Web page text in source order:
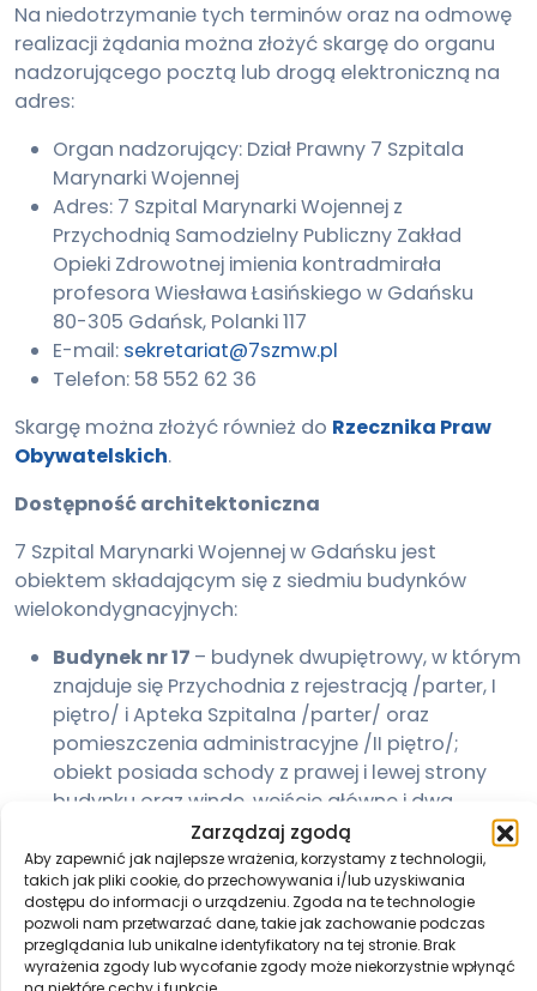
Zarządzaj zgodą
Aby zapewnić jak najlepsze wrażenia, korzystamy z technologii,
takich jak pliki cookie, do przechowywania i/lub uzyskiwania
dostępu do informacji o urządzeniu. Zgoda na te technologie
pozwoli nam przetwarzać dane, takie jak zachowanie podczas
przeglądania lub unikalne identyfikatory na tej stronie. Brak
wyrażenia zgody lub wycofanie zgody może niekorzystnie wpłynąć
na niektóre cechy i funkcje.
Na niedotrzymanie tych terminów oraz na odmowę
realizacji żądania można złożyć skargę do organu
nadzorującego pocztą lub drogą elektroniczną na
adres:
Organ nadzorujący: Dział Prawny 7 Szpitala
Marynarki Wojennej
Adres: 7 Szpital Marynarki Wojennej z
Przychodnią Samodzielny Publiczny Zakład
Opieki Zdrowotnej imienia kontradmirała
profesora Wiesława Łasińskiego w Gdańsku
80-305 Gdańsk, Polanki 117
E-mail: sekretariat@7szmw.pl
Telefon: 58 552 62 36
Skargę można złożyć również do Rzecznika Praw
Obywatelskich.
Dostępność architektoniczna
7 Szpital Marynarki Wojennej w Gdańsku jest
obiektem składającym się z siedmiu budynków
wielokondygnacyjnych:
Budynek nr 17 – budynek dwupiętrowy, w którym
znajduje się Przychodnia z rejestracją /parter, I
piętro/ i Apteka Szpitalna /parter/ oraz
pomieszczenia administracyjne /II piętro/;
obiekt posiada schody z prawej i lewej strony
budynku oraz windę, wejście główne i dwa
boczne z podjazdem dla osób
niepełnosprawnych;
Budynek nr 16– obiekt czterokondygnacyjny:
poziom -1 – Zakład Fizjoterapii, Centralna
Sterylizatornia, parter – Zakład Radiologii,
Tomograf komputerowy, Izba Przyjęć; I piętro –